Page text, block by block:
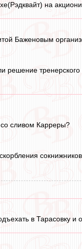
на
Баженовым
со сливом Карреры?
в Тарасовку